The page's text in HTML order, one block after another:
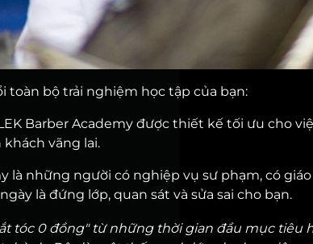
toàn bộ trải nghiệm học tập của bạn:
Barber Academy được thiết kế tối ưu cho
vãng lai.
là những người có nghiệp vụ sư phạm, có
là đứng lớp, quan sát và sửa sai cho bạn.
tóc 0 đồng" từ những thời gian đầu mục tiêu